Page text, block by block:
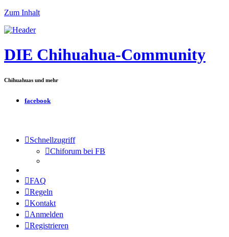
Zum Inhalt
DIE Chihuahua-Community
Chihuahuas und mehr
facebook
Schnellzugriff
Chiforum bei FB
FAQ
Regeln
Kontakt
Anmelden
Registrieren